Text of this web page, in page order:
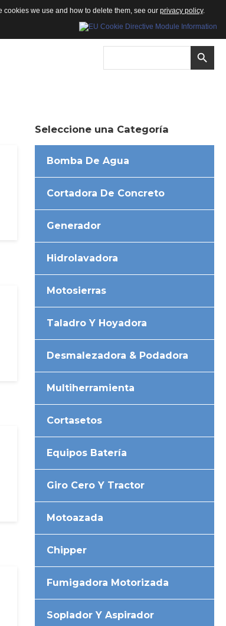
Seleccione una Categoría
Bomba De Agua
Cortadora De Concreto
Generador
Hidrolavadora
Motosierras
Taladro Y Hoyadora
Desmalezadora & Podadora
Multiherramienta
Cortasetos
Equipos Batería
Giro Cero Y Tractor
Motoazada
Chipper
Fumigadora Motorizada
Soplador Y Aspirador
we use and how to delete them, see our privacy policy.